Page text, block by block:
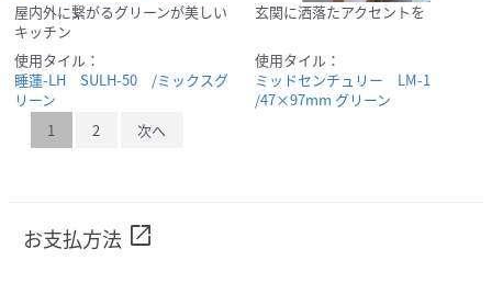
屋内外に繋がるグリーンが美しい
キッチン
使用タイル：
睡蓮-LH SULH-50 /ミックスグ
リーン
玄関に洒落たアクセントを
使用タイル：
ミッドセンチュリー LM-1
/47×97mm グリーン
1
2 次へ
お支払方法 open_in_new